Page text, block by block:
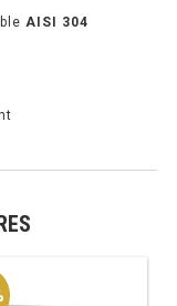
AISI 304